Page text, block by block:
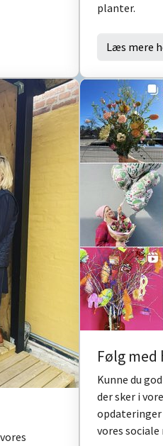
planter.
Læs mere
Følg med
Kunne du
der sker i
opdateringer
vores sociale